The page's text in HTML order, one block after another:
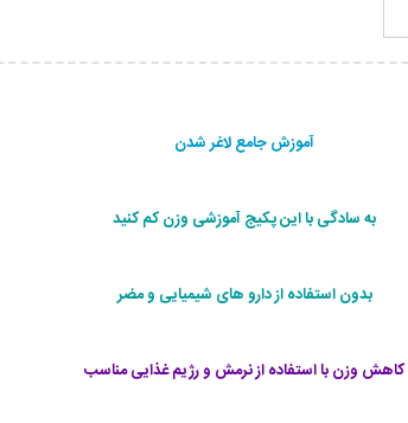
آموزش جامع لاغر شدن
به سادگی با این پکیج آموزشی وزن کم کنید
بدون استفاده از دارو های شیمیایی و مضر
کاهش وزن با استفاده از نرمش و رژیم غذایی مناسب